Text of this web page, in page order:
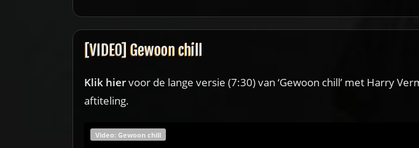
[VIDEO] Gewoon chill
Klik hiervoor de lange versie (7:30) van ‘Gewoon chill’ met Harry
aftiteling.
Video: Gewoon chill